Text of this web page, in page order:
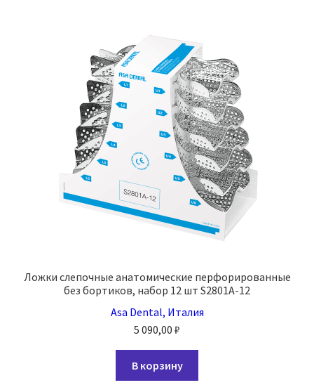
Ложки слепочные анатомические перфорированные
без бортиков, набор 12 шт S2801А-12
Asa Dental, Италия
5 090,00 ₽
В корзину